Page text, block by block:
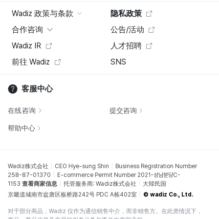
Wadiz 政策与条款
隐私政策
合作咨询
公告/活动
Wadiz IR
人才招聘
前往 Wadiz
SNS
客服中心
在线咨询 提交咨询
帮助中心
Wadiz株式会社 CEO Hye-sung Shin
Business Registration Number
258-87-01370
E-commerce Permit Number 2021-성남분당C-
1153 查看商家信息 托管服务商: Wadiz株式会社
大韓民国
京畿道城南市盆唐区板桥路242号 PDC A栋402室
© wadiz Co., Ltd.
对于部分商品，Wadiz 仅作为通信销售中介，而非销售方。在此类情况下，